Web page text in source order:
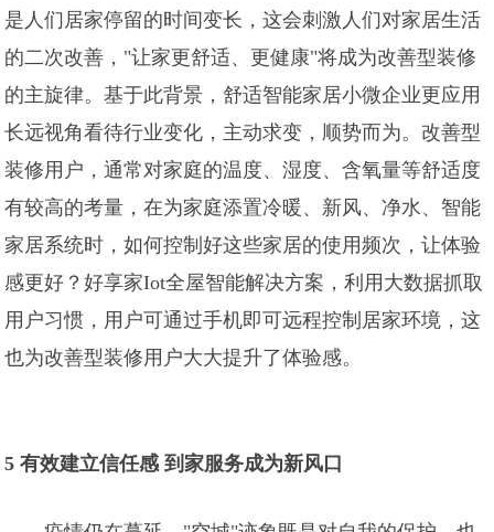
是人们居家停留的时间变长，这会刺激人们对家居生活
的二次改善，"让家更舒适、更健康"将成为改善型装修
的主旋律。基于此背景，舒适智能家居小微企业更应用
长远视角看待行业变化，主动求变，顺势而为。改善型
装修用户，通常对家庭的温度、湿度、含氧量等舒适度
有较高的考量，在为家庭添置冷暖、新风、净水、智能
家居系统时，如何控制好这些家居的使用频次，让体验
感更好？好享家Iot全屋智能解决方案，利用大数据抓取
用户习惯，用户可通过手机即可远程控制居家环境，这
也为改善型装修用户大大提升了体验感。
5 有效建立信任感 到家服务成为新风口